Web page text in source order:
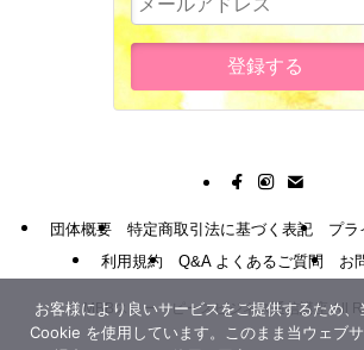
団体概要 特定商取引法に基づく表記
プラ
利用規約
Q&A よくあるご質問 お
©MBBスリー・ピースビジネス通信講座 All
お客様により良いサービスをご提供するため
Cookie を使用しています。このまま当ウェブ